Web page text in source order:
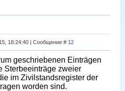
18:24:40 | Сообщение # 12
geschriebenen Einträgen
Sterbeeinträge zweier
im Zivilstandsregister der
worden sind.